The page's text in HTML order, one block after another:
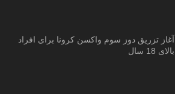
آغاز تزریق دوز سوم واکسن کرونا برای افراد
بالای 18 سال